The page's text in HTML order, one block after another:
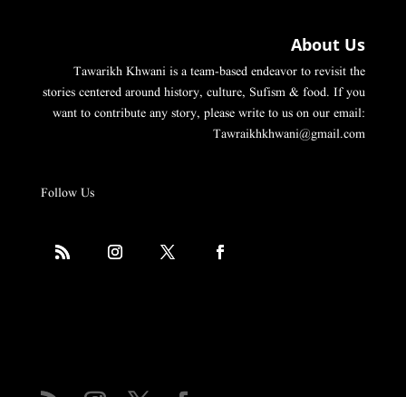
About Us
Tawarikh Khwani is a team-based endeavor to revisit the
stories centered around history, culture, Sufism & food. If you
want to contribute any story, please write to us on our email:
Tawraikhkhwani@gmail.com
Follow Us